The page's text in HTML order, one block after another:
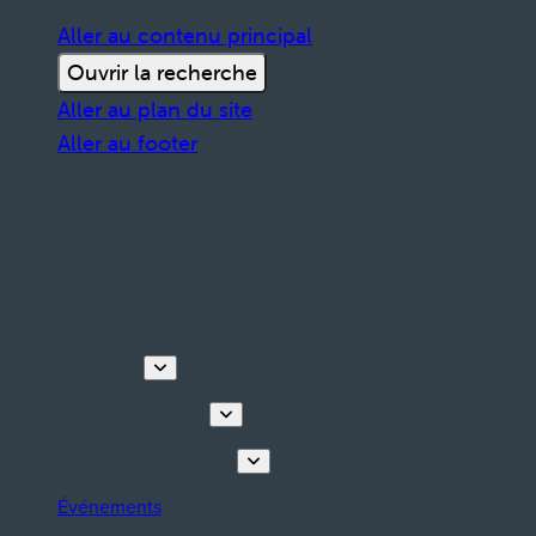
Aller au contenu principal
Ouvrir la recherche
Aller au plan du site
Aller au footer
Événements